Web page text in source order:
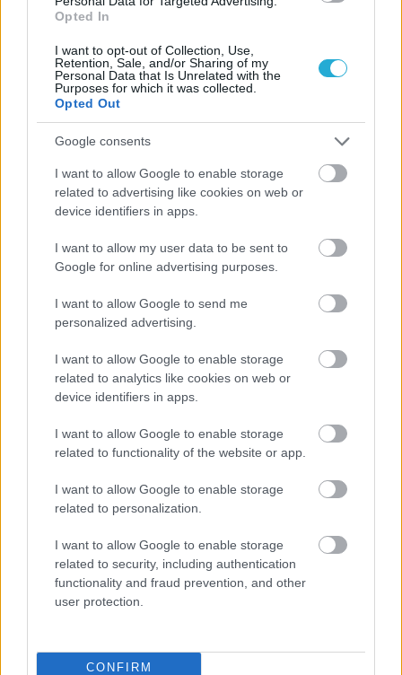
Opted In
I want to opt-out of Collection, Use,
Retention, Sale, and/or Sharing of my
Personal Data that Is Unrelated with the
Purposes for which it was collected.
Opted Out
Google consents
I want to allow Google to enable storage
related to advertising like cookies on web or
device identifiers in apps.
I want to allow my user data to be sent to
Google for online advertising purposes.
I want to allow Google to send me
personalized advertising.
I want to allow Google to enable storage
related to analytics like cookies on web or
device identifiers in apps.
I want to allow Google to enable storage
related to functionality of the website or app.
I want to allow Google to enable storage
related to personalization.
I want to allow Google to enable storage
related to security, including authentication
functionality and fraud prevention, and other
user protection.
CONFIRM
ΡΟΗ ΕΙΔΗΣΕΩΝ
Δείπνο της ΕΟΠΕ προς τιμήν του Ισίδωρου Κούβελου
παρουσία των Εθνικών ομάδων
«Αντίο» με ήττα για τις διεθνείς μας στο τουρνουά του
Ουρμπίνο
06/08/2026
Το πάλεψε μέχρι τέλους η Εθνική γυναικών κόντρα
στην Ιταλία Β’
06/08/2026
Η FIVB σχεδιάζει να διοργανώσει το Παγκόσμιο
06/08/2026
Έτοιμη για… υψηλές πτήσεις η Μπενφίκα του Ψάρρα